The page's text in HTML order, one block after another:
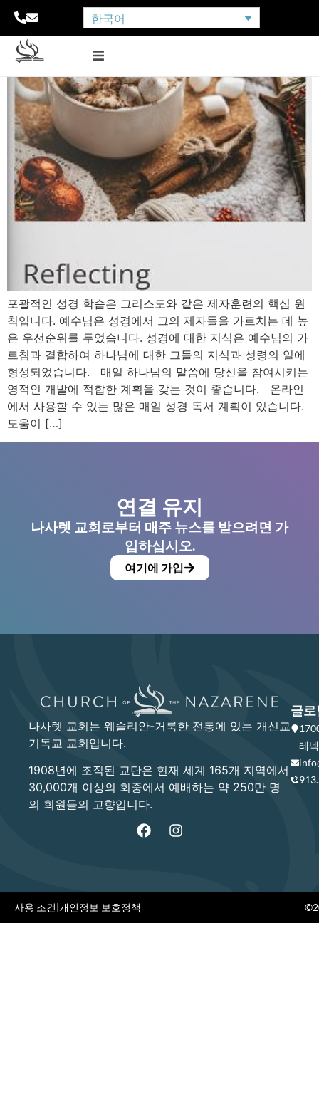
한국어
포괄적인 성경 학습은 그리스도와 같은 제자훈련의 핵심 원
칙입니다. 예수님은 성경에서 그의 제자들을 가르치는 데 높
은 우선순위를 두었습니다. 성경에 대한 지식은 예수님의 가
르침과 결합하여 하나님에 대한 그들의 지식과 성령의 일에
형성되었습니다. 매일 하나님의 말씀에 당신을 참여시키는
영적인 개발에 적합한 계획을 갖는 것이 좋습니다. 온라인
에서 사용할 수 있는 많은 매일 성경 독서 계획이 있습니다.
도움이 […]
연결 유지
나사렛 교회로부터 매주 뉴스를 받으려면 가
입하십시오.
여기에 가입
나사렛 교회는 웨슬리안-거룩한 전통에 있는 개신교
기독교 교회입니다.
1908년에 조직된 교단은 현재 세계 165개 지역에서
30,000개 이상의 회중에서 예배하는 약 250만 명
의 회원들의 고향입니다.
글로
레
사용 조건|개인정보 보호정책